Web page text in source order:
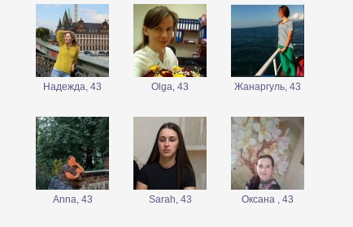
Надежда, 43 Olga, 43 Жанаргуль, 43
Anna, 43 Sarah, 43 Оксана , 43